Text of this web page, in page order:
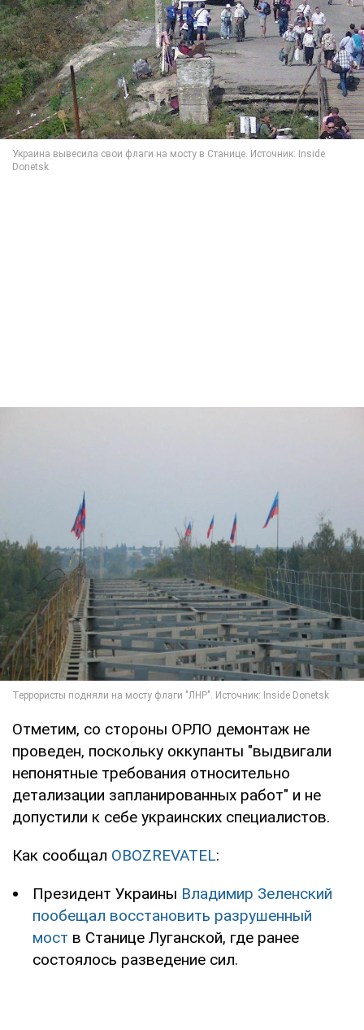
Отметим, со стороны ОРЛО демонтаж не
проведен, поскольку оккупанты "выдвигали
непонятные требования относительно
детализации запланированных работ" и не
допустили к себе украинских специалистов.
Как сообщал OBOZREVATEL:
Президент Украины Владимир Зеленский
пообещал восстановить разрушенный
мост в Станице Луганской, где ранее
состоялось разведение сил.